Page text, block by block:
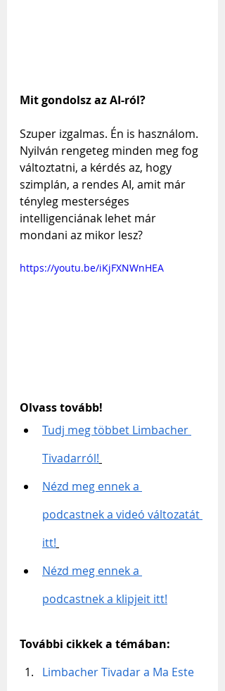
Mit gondolsz az AI-ról?
Szuper izgalmas. Én is használom.
Nyilván rengeteg minden meg fog
változtatni, a kérdés az, hogy
szimplán, a rendes AI, amit már
tényleg mesterséges
intelligenciának lehet már
mondani az mikor lesz?
https://youtu.be/iKjFXNWnHEA
Olvass tovább!
Tudj meg többet Limbacher
Tivadarról!
Nézd meg ennek a
podcastnek a videó változatát
itt!
Nézd meg ennek a
podcastnek a klipjeit itt!
További cikkek a témában:
Limbacher Tivadar a Ma Este